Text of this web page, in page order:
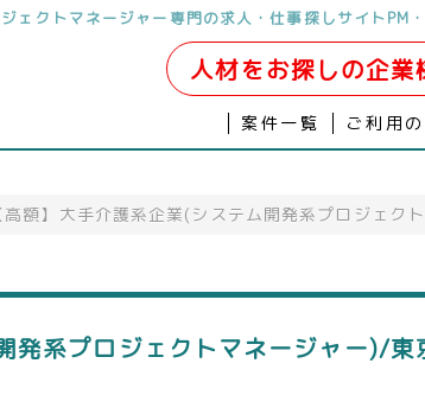
ェクトマネージャー専門の求人・仕事探しサイトPM
人材をお探しの企業
案件一覧 ご利用
高額】大手介護系企業(システム開発系プロジェク
発系プロジェクトマネージャー)/